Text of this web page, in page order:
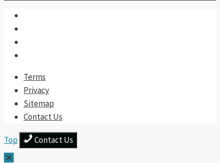
Terms
Privacy
Sitemap
Contact Us
Top Contact Us